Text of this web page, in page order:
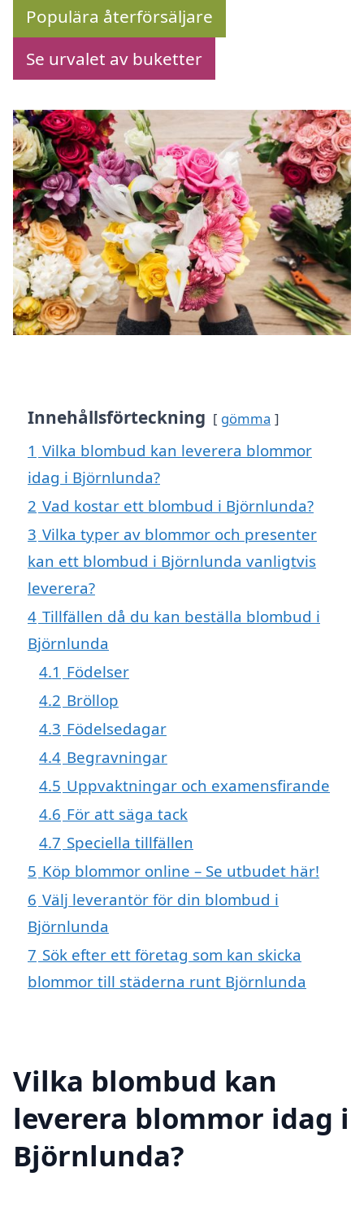
Populära återförsäljare
Se urvalet av buketter
Innehållsförteckning gömma
1 Vilka blombud kan leverera blommor
idag i Björnlunda?
2 Vad kostar ett blombud i Björnlunda?
3 Vilka typer av blommor och presenter
kan ett blombud i Björnlunda vanligtvis
leverera?
4 Tillfällen då du kan beställa blombud i
Björnlunda
4.1 Födelser
4.2 Bröllop
4.3 Födelsedagar
4.4 Begravningar
4.5 Uppvaktningar och examensfirande
4.6 För att säga tack
4.7 Speciella tillfällen
5 Köp blommor online – Se utbudet här!
6 Välj leverantör för din blombud i
Björnlunda
7 Sök efter ett företag som kan skicka
blommor till städerna runt Björnlunda
Vilka blombud kan
leverera blommor idag i
Björnlunda?